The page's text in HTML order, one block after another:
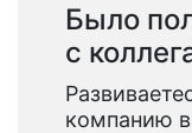
Было
с
компанию